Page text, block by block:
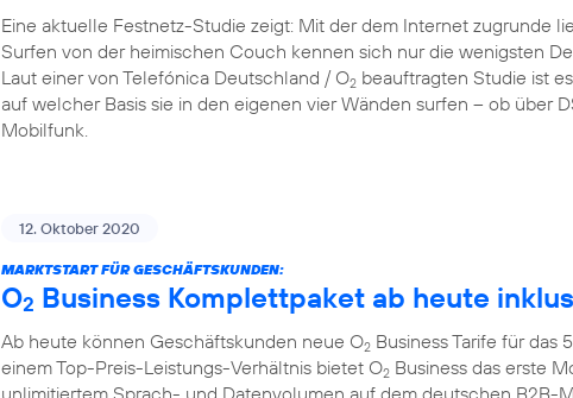
Eine aktuelle Festnetz-Studie zeigt: Mit der dem Internet zugrunde
Surfen von der heimischen Couch kennen sich nur die wenigsten
Laut einer von Telefónica Deutschland / O2 beauftragten Studie ist
auf welcher Basis sie in den eigenen vier Wänden surfen – ob über
Mobilfunk.
12. Oktober 2020
MARKTSTART FÜR GESCHÄFTSKUNDEN:
O2 Business Komplettpaket ab heute
Ab heute können Geschäftskunden neue O2 Business Tarife für das
einem Top-Preis-Leistungs-Verhältnis bietet O2 Business das erste
unlimitiertem Sprach- und Datenvolumen auf dem deutschen B2B-